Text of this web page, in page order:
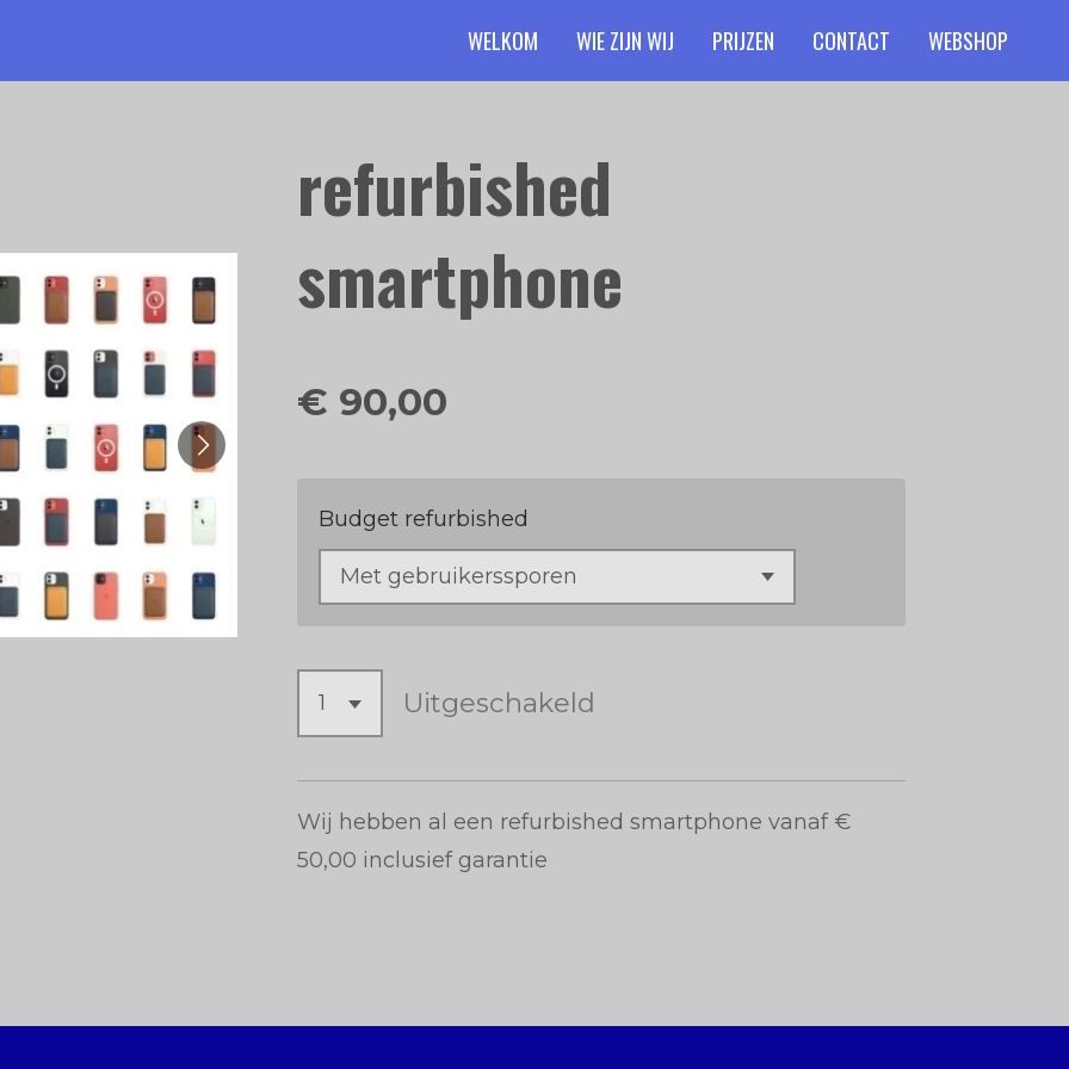
WELKOM WIE ZIJN WIJ PRIJZEN CONTACT WEBSHOP
refurbished
smartphone
€ 90,00
Budget refurbished
Uitgeschakeld
Wij hebben al een refurbished smartphone vanaf €
50,00 inclusief garantie